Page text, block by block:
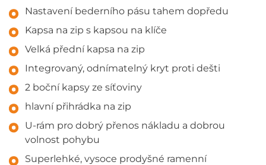
Nastavení bederního pásu tahem dopředu
Kapsa na zip s kapsou na klíče
Velká přední kapsa na zip
Integrovaný, odnímatelný kryt proti dešti
2 boční kapsy ze síťoviny
hlavní přihrádka na zip
U-rám pro dobrý přenos nákladu a dobrou
volnost pohybu
Superlehké, vysoce prodyšné ramenní